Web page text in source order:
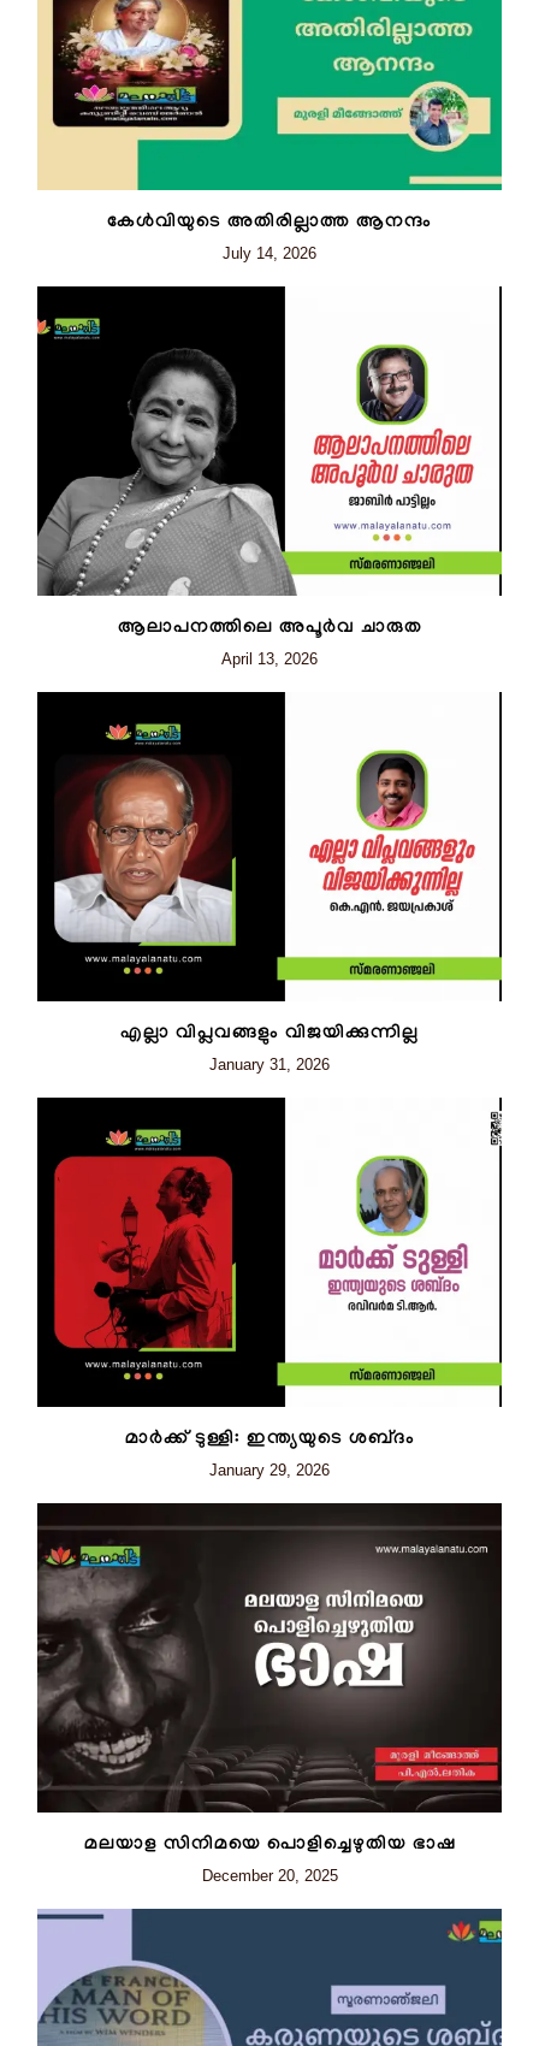
കേൾവിയുടെ അതിരില്ലാത്ത ആനന്ദം
July 14, 2026
ആലാപനത്തിലെ അപൂർവ ചാരുത
April 13, 2026
എല്ലാ വിപ്ലവങ്ങളും വിജയിക്കുന്നില്ല
January 31, 2026
മാർക്ക് ടുള്ളി: ഇന്ത്യയുടെ ശബ്‌ദം
January 29, 2026
മലയാള സിനിമയെ പൊളിച്ചെഴുതിയ ഭാഷ
December 20, 2025